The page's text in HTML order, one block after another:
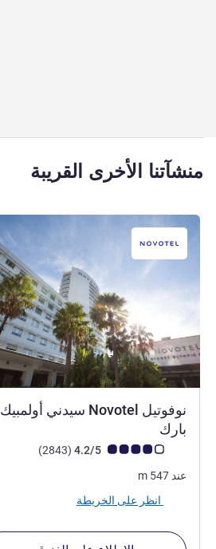
منشآتنا الأخرى القريبة
نوفوتيل Novotel سيدني أولمبيك
بارك
ملاحظة أراء العملاء (رأي ALL) (2843 أراء
)
عند
m 547